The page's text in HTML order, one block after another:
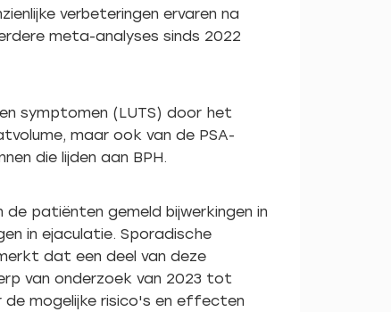
verbeteringen ervaren na
meta-analyses sinds 2022
symptomen (LUTS) door het
maar ook van de PSA-
die lijden aan BPH.
de patiënten gemeld bijwerkingen in
in ejaculatie. Sporadische
dat een deel van deze
van onderzoek van 2023 tot
de mogelijke risico's en effecten